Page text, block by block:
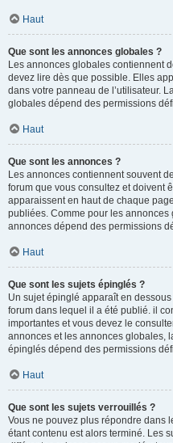
Haut
Que sont les annonces globales ?
Les annonces globales contiennent
devez lire dès que possible. Elles
dans votre panneau de l’utilisateur.
globales dépend des permissions
Haut
Que sont les annonces ?
Les annonces contiennent souvent
forum que vous consultez et doivent
apparaissent en haut de chaque
publiées. Comme pour les
annonces dépend des permissions
Haut
Que sont les sujets épinglés ?
Un sujet épinglé apparaît en
forum dans lequel il a été publié. il
importantes et vous devez le
annonces et les annonces globales,
épinglés dépend des permissions
Haut
Que sont les sujets verrouillés ?
Vous ne pouvez plus répondre dans
étant contenu est alors terminé. Les